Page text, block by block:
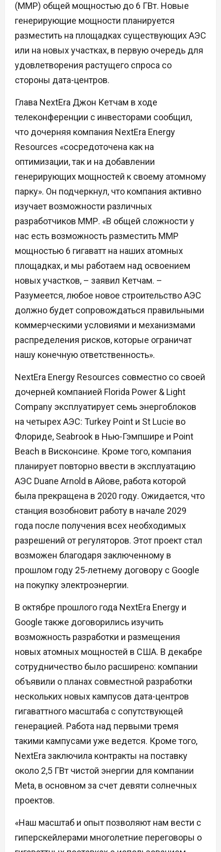
(ММР) общей мощностью до 6 ГВт. Новые
генерирующие мощности планируется
разместить на площадках существующих АЭС
или на новых участках, в первую очередь для
удовлетворения растущего спроса со
стороны дата-центров.
Глава NextEra Джон Кетчам в ходе
телеконференции с инвесторами сообщил,
что дочерняя компания NextEra Energy
Resources «сосредоточена как на
оптимизации, так и на добавлении
генерирующих мощностей к своему атомному
парку». Он подчеркнул, что компания активно
изучает возможности различных
разработчиков ММР. «В общей сложности у
нас есть возможность разместить ММР
мощностью 6 гигаватт на наших атомных
площадках, и мы работаем над освоением
новых участков, – заявил Кетчам. –
Разумеется, любое новое строительство АЭС
должно будет сопровождаться правильными
коммерческими условиями и механизмами
распределения рисков, которые ограничат
нашу конечную ответственность».
NextEra Energy Resources совместно со своей
дочерней компанией Florida Power & Light
Company эксплуатирует семь энергоблоков
на четырех АЭС: Turkey Point и St Lucie во
Флориде, Seabrook в Нью-Гэмпшире и Point
Beach в Висконсине. Кроме того, компания
планирует повторно ввести в эксплуатацию
АЭС Duane Arnold в Айове, работа которой
была прекращена в 2020 году. Ожидается, что
станция возобновит работу в начале 2029
года после получения всех необходимых
разрешений от регуляторов. Этот проект стал
возможен благодаря заключенному в
прошлом году 25-летнему договору с Google
на покупку электроэнергии.
В октябре прошлого года NextEra Energy и
Google также договорились изучить
возможность разработки и размещения
новых атомных мощностей в США. В декабре
сотрудничество было расширено: компании
объявили о планах совместной разработки
нескольких новых кампусов дата-центров
гигаваттного масштаба с сопутствующей
генерацией. Работа над первыми тремя
такими кампусами уже ведется. Кроме того,
NextEra заключила контракты на поставку
около 2,5 ГВт чистой энергии для компании
Meta, в основном за счет девяти солнечных
проектов.
«Наш масштаб и опыт позволяют нам вести с
гиперскейлерами многолетние переговоры о